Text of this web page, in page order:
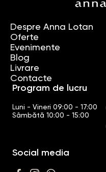
Despre Anna Lotan
Oferte
Evenimente
Blog
Livrare
Contacte
Program de lucru
Luni - Vineri 09:00 - 17:00
Sâmbătă 10:00 - 15:00
Social media